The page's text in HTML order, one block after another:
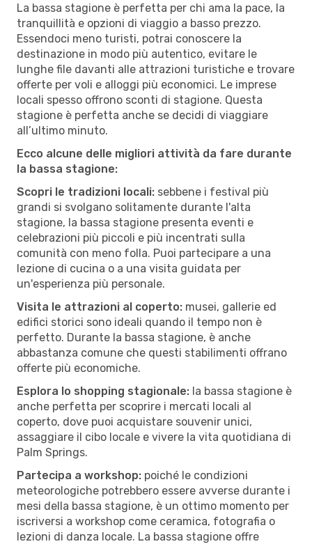
La bassa stagione è perfetta per chi ama la pace, la
tranquillità e opzioni di viaggio a basso prezzo.
Essendoci meno turisti, potrai conoscere la
destinazione in modo più autentico, evitare le
lunghe file davanti alle attrazioni turistiche e trovare
offerte per voli e alloggi più economici. Le imprese
locali spesso offrono sconti di stagione. Questa
stagione è perfetta anche se decidi di viaggiare
all’ultimo minuto.
Ecco alcune delle migliori attività da fare durante
la bassa stagione:
Scopri le tradizioni locali: sebbene i festival più
grandi si svolgano solitamente durante l'alta
stagione, la bassa stagione presenta eventi e
celebrazioni più piccoli e più incentrati sulla
comunità con meno folla. Puoi partecipare a una
lezione di cucina o a una visita guidata per
un'esperienza più personale.
Visita le attrazioni al coperto: musei, gallerie ed
edifici storici sono ideali quando il tempo non è
perfetto. Durante la bassa stagione, è anche
abbastanza comune che questi stabilimenti offrano
offerte più economiche.
Esplora lo shopping stagionale: la bassa stagione è
anche perfetta per scoprire i mercati locali al
coperto, dove puoi acquistare souvenir unici,
assaggiare il cibo locale e vivere la vita quotidiana di
Palm Springs.
Partecipa a workshop: poiché le condizioni
meteorologiche potrebbero essere avverse durante i
mesi della bassa stagione, è un ottimo momento per
iscriversi a workshop come ceramica, fotografia o
lezioni di danza locale. La bassa stagione offre